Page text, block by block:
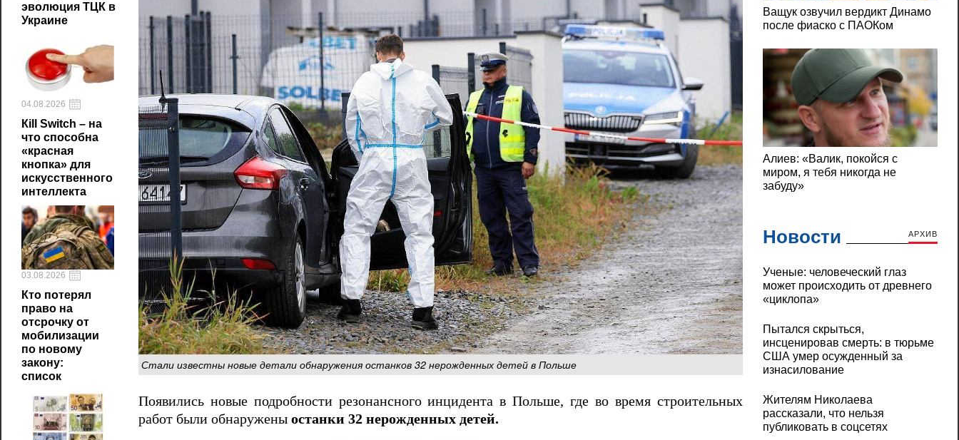
эволюция ТЦК в
Украине
04.08.2026
Кill Switch – на
что способна
«красная
кнопка» для
искусственного
интеллекта
03.08.2026
Кто потерял
право на
отсрочку от
мобилизации
по новому
закону:
список
Стали известны новые детали обнаружения останков 32 нерожденных детей в Польше
Появились новые подробности резонансного инцидента в Польше, где во время строительных
работ были обнаружены останки 32 нерожденных детей.
Новости АРХИВ
Ученые: человеческий глаз
может происходить от древнего
«циклопа»
Пытался скрыться,
инсценировав смерть: в тюрьме
США умер осужденный за
изнасилование
Жителям Николаева
рассказали, что нельзя
публиковать в соцсетях